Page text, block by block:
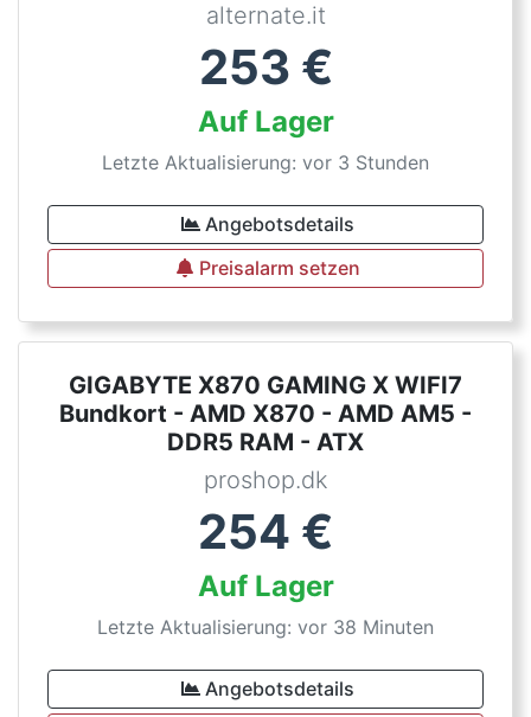
alternate.it
253 €
Auf Lager
Letzte Aktualisierung: vor 3 Stunden
Angebotsdetails
Preisalarm setzen
GIGABYTE X870 GAMING X WIFI7
Bundkort - AMD X870 - AMD AM5 -
DDR5 RAM - ATX
proshop.dk
254 €
Auf Lager
Letzte Aktualisierung: vor 38 Minuten
Angebotsdetails